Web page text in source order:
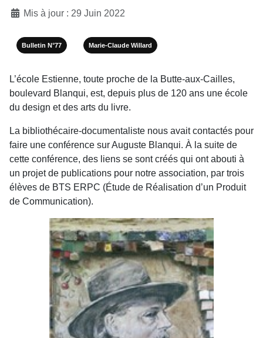
Mis à jour : 29 Juin 2022
Bulletin N°77 Marie-Claude Willard
L’école Estienne, toute proche de la Butte-aux-Cailles,
boulevard Blanqui, est, depuis plus de 120 ans une école
du design et des arts du livre.
La bibliothécaire-documentaliste nous avait contactés pour
faire une conférence sur Auguste Blanqui. À la suite de
cette conférence, des liens se sont créés qui ont abouti à
un projet de publications pour notre association, par trois
élèves de BTS ERPC (Étude de Réalisation d’un Produit
de Communication).